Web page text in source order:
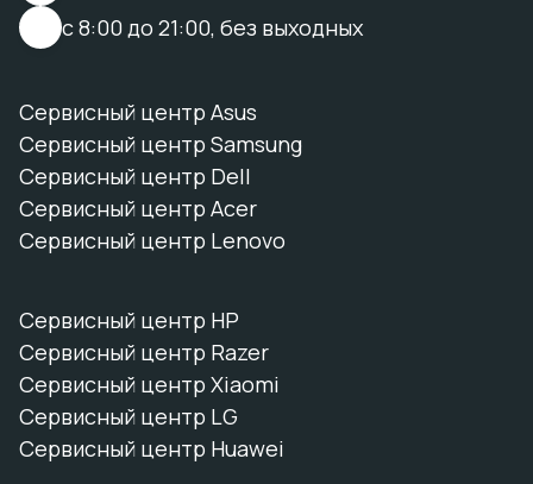
с 8:00 до 21:00, без выходных
Сервисный центр Asus
Сервисный центр Samsung
Сервисный центр Dell
Сервисный центр Acer
Сервисный центр Lenovo
Сервисный центр HP
Сервисный центр Razer
Сервисный центр Xiaomi
Сервисный центр LG
Сервисный центр Huawei